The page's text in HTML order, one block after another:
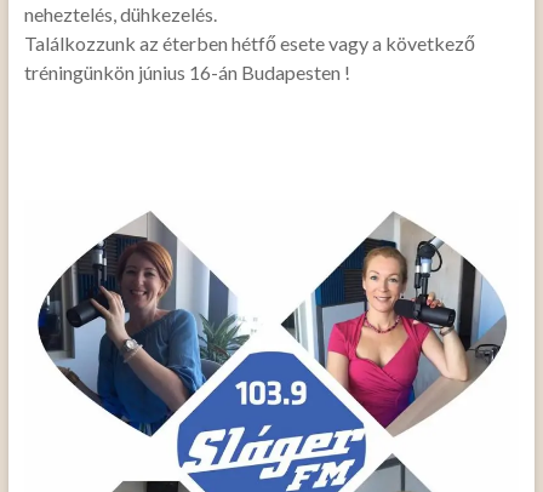
neheztelés, dühkezelés.
Találkozzunk az éterben hétfő esete vagy a következő
tréningünkön június 16-án Budapesten !